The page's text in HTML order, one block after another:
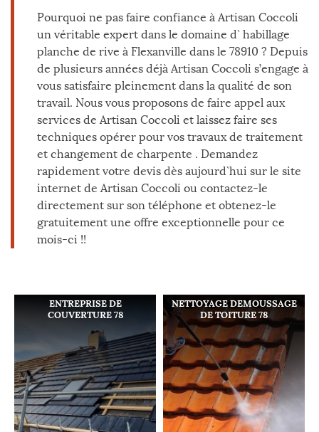
Pourquoi ne pas faire confiance à Artisan Coccoli
un véritable expert dans le domaine d` habillage
planche de rive à Flexanville dans le 78910 ? Depuis
de plusieurs années déjà Artisan Coccoli s’engage à
vous satisfaire pleinement dans la qualité de son
travail. Nous vous proposons de faire appel aux
services de Artisan Coccoli et laissez faire ses
techniques opérer pour vos travaux de traitement
et changement de charpente . Demandez
rapidement votre devis dès aujourd`hui sur le site
internet de Artisan Coccoli ou contactez-le
directement sur son téléphone et obtenez-le
gratuitement une offre exceptionnelle pour ce
mois-ci !!
ENTREPRISE DE
COUVERTURE 78
NETTOYAGE DEMOUSSAGE
DE TOITURE 78